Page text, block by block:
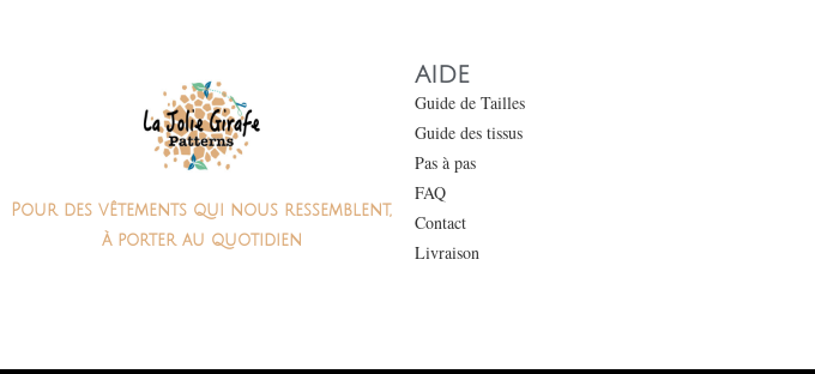
Pour des vêtements qui nous ressemblent,
à porter au quotidien
AIDE
Guide de Tailles
Guide des tissus
Pas à pas
FAQ
Contact
Livraison